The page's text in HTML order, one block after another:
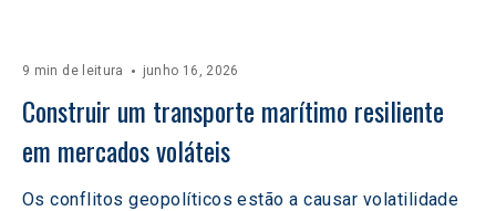
9 min de leitura junho 16, 2026
Construir um transporte marítimo resiliente
em mercados voláteis
Os conflitos geopolíticos estão a causar volatilidade